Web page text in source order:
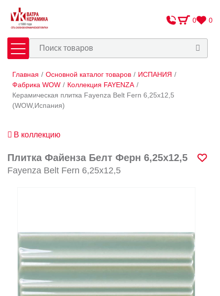
0 0
Плитка Сантехника
Оплата и доставка
Контакты
+7 (495) 532-06-30 internet@kdv.ru
Заказать звонок
Главная / Основной каталог товаров / ИСПАНИЯ /
Фабрика WOW / Коллекция FAYENZA /
Керамическая плитка Fayenza Belt Fern 6,25x12,5
(WOW,Испания)
В коллекцию
Плитка Файенза Белт Ферн 6,25x12,5
Fayenza Belt Fern 6,25x12,5